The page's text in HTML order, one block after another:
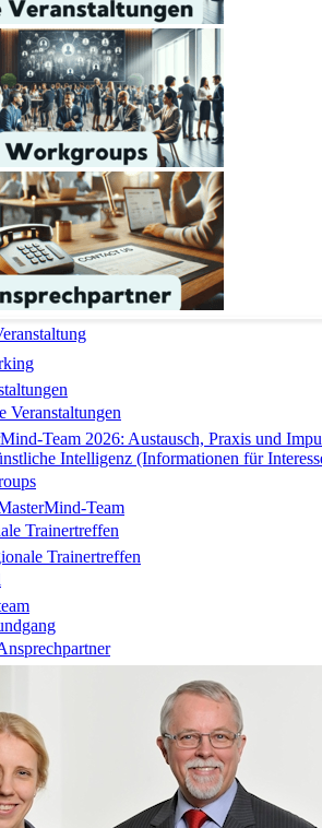
Veranstaltungen
Team 2026: Austausch, Praxis und
Intelligenz (Informationen für
Team
Trainertreffen
Trainertreffen